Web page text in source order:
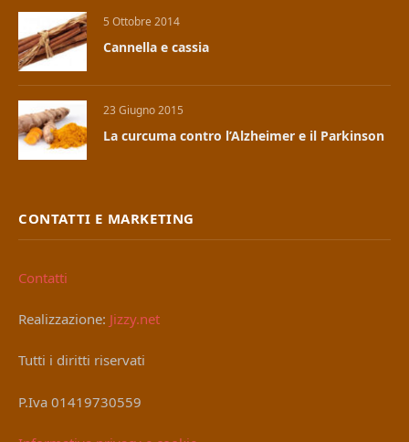
5 Ottobre 2014
Cannella e cassia
23 Giugno 2015
La curcuma contro l’Alzheimer e il Parkinson
CONTATTI E MARKETING
Contatti
Realizzazione: Jizzy.net
Tutti i diritti riservati
P.Iva 01419730559